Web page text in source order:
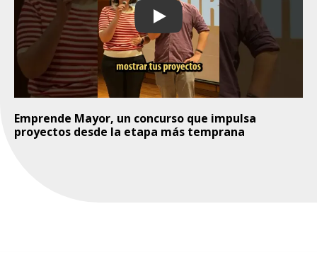
Play
Emprende Mayor, un concurso que impulsa
proyectos desde la etapa más temprana